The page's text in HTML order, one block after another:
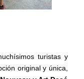
turistas y
original y única,